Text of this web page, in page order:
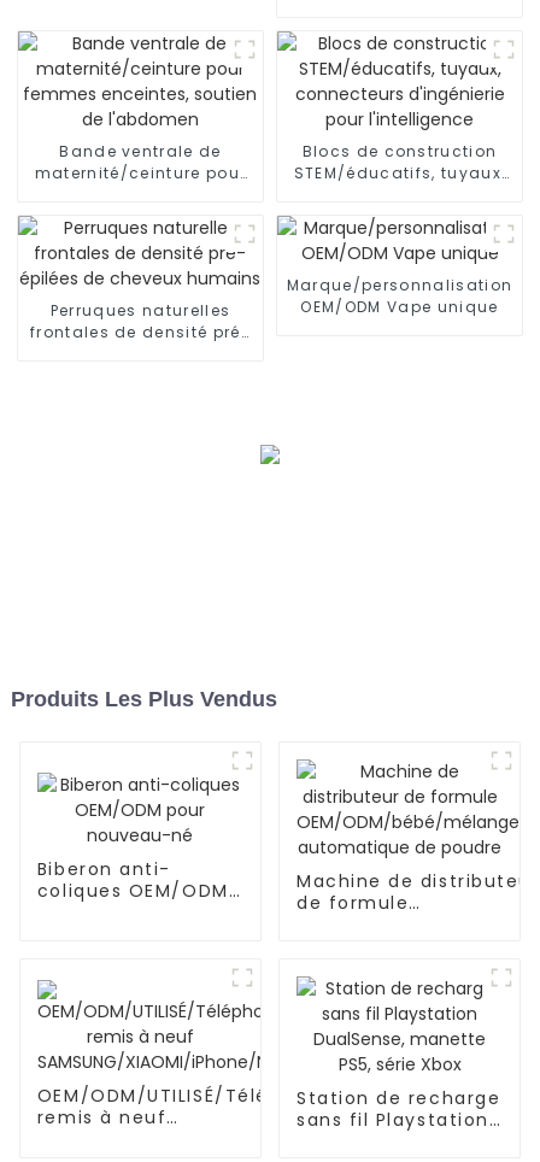
inclinaison multi-
positions
Bande ventrale de
maternité/ceinture pour
soutien de l'abdomen
Blocs de construction
STEM/éducatifs, tuyaux,
pour l'intelligence
Perruques naturelles
frontales de densité pré-
Marque/personnalisation
OEM/ODM Vape unique
Produits Les Plus Vendus
Biberon anti-
coliques OEM/ODM
Machine de distributeur
de formule
OEM/ODM/UTILISÉ/Téléphone
remis à neuf
Station de recharge
sans fil Playstation